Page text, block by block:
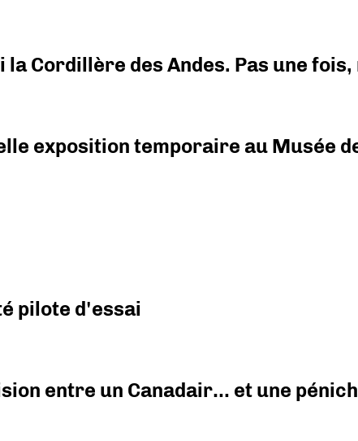
la Cordillère des Andes. Pas une
exposition temporaire au Musée
pilote d'essai
entre un Canadair… et une